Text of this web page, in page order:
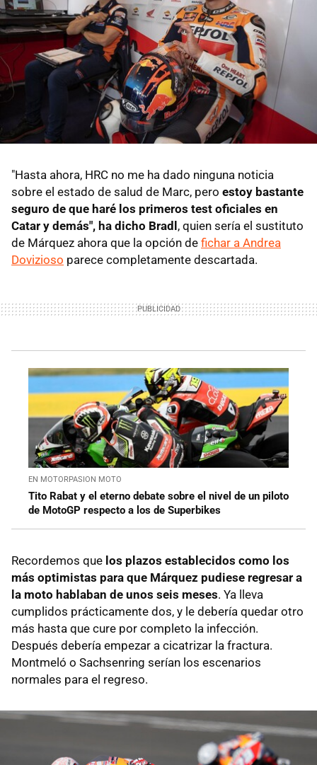
"Hasta ahora, HRC no me ha dado ninguna noticia
sobre el estado de salud de Marc, pero estoy bastante
seguro de que haré los primeros test oficiales en
Catar y demás", ha dicho Bradl , quien sería el sustituto
de Márquez ahora que la opción de fichar a Andrea
Dovizioso parece completamente descartada.
EN MOTORPASION MOTO
Tito Rabat y el eterno debate sobre el nivel de un piloto
de MotoGP respecto a los de Superbikes
Recordemos que los plazos establecidos como los
más optimistas para que Márquez pudiese regresar a
la moto hablaban de unos seis meses. Ya lleva
cumplidos prácticamente dos, y le debería quedar otro
más hasta que cure por completo la infección.
Después debería empezar a cicatrizar la fractura.
Montmeló o Sachsenring serían los escenarios
normales para el regreso.